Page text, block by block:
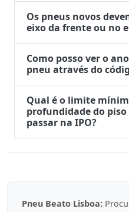
Os pneus novos
eixo da frente ou no
Como posso ver o
pneu através do
Qual é o limite
profundidade do
passar na IPO?
Pneu Beato Lisboa: